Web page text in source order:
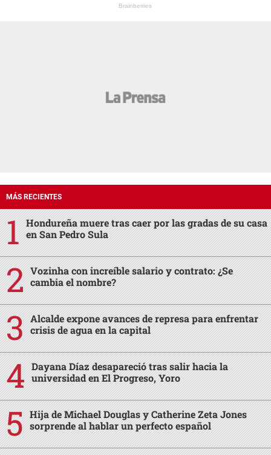
Brainberries
MÁS RECIENTES
Hondureña muere tras caer por las gradas de su casa
en San Pedro Sula
Vozinha con increíble salario y contrato: ¿Se
cambia el nombre?
Alcalde expone avances de represa para enfrentar
crisis de agua en la capital
Dayana Díaz desapareció tras salir hacia la
universidad en El Progreso, Yoro
Hija de Michael Douglas y Catherine Zeta Jones
sorprende al hablar un perfecto español